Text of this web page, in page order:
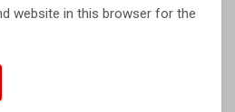
website in this browser for the